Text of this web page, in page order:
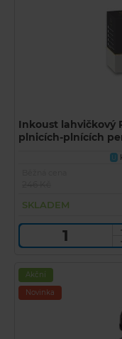
Inkoust lahvičkový
plnicích-plnících per
U
SKLADEM
Akční
Novinka